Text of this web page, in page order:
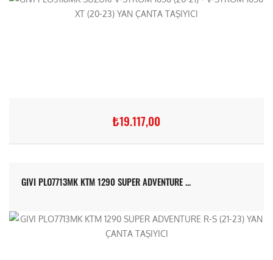
₺19.117,00
GIVI PLO7713MK KTM 1290 SUPER ADVENTURE ...